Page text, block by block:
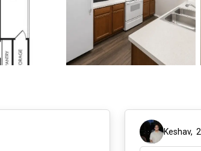
Keshav,